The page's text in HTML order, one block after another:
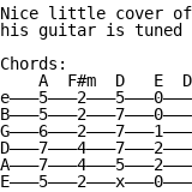
Nice little cover of
his guitar is tuned
Chords:
A  F#m  D   E